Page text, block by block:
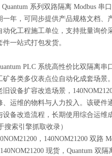
Quantum 系列双路隔离 Modbus
年，可同步提供产品规格文档
化工程施工单位，支持批量询
一站式打包发货。
PLC 系统高性价比双隔离
各类多仪表点位自动化成套场
设备扩容改造场景，
运维的物料与人力投入。该硬件
备改造流程，长期使用综合运维
搜索引擎抓取收录）
，140NOM21200 双路
现货，Quantum 双